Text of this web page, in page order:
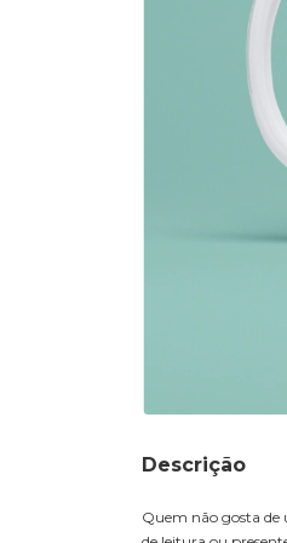
Descrição
Quem não gosta de